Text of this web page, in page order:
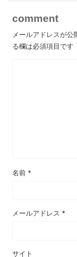
comment
メールアドレスが公
る欄は必須項目です
名前 *
メールアドレス *
サイト